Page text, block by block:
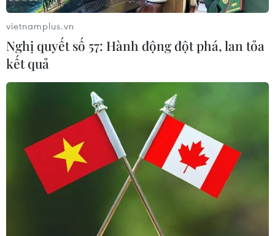
TIN LIÊN QUAN
Đổi mã PIN ngay tại ngân hàng điện tử,
vietnamplus.vn
Nghị quyết số 57: Hành động đột phá, lan tỏa
kết quả